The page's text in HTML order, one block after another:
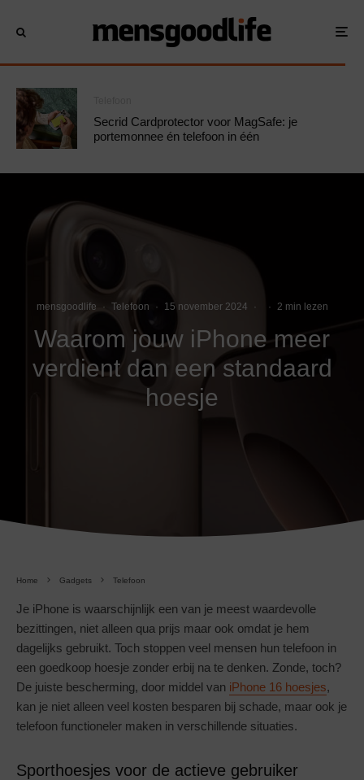
Secrid Cardprotector voor MagSafe: je
portemonnee én telefoon in één
mensgoodlife · Telefoon · 15 november 2024 · · 2 min lezen
Waarom jouw iPhone meer
verdient dan een standaard
hoesje
Home Gadgets Telefoon
Je iPhone is waarschijnlijk een van je meest waardevolle
bezittingen, niet alleen qua prijs maar ook omdat je hem
dagelijks gebruikt. Toch stoppen veel mensen hun telefoon in
een goedkoop hoesje zonder erbij na te denken. Zonde, toch?
De juiste bescherming, door middel van iPhone 16 hoesjes,
kan je niet alleen veel kosten besparen bij schade, maar ook je
telefoon functioneler maken in verschillende situaties.
Sporthoesjes voor de actieve gebruiker